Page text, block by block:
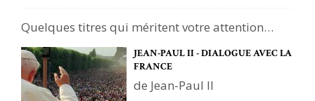
Quelques titres qui méritent votre attention…
JEAN-PAUL II - DIALOGUE AVEC LA
FRANCE
de Jean-Paul II